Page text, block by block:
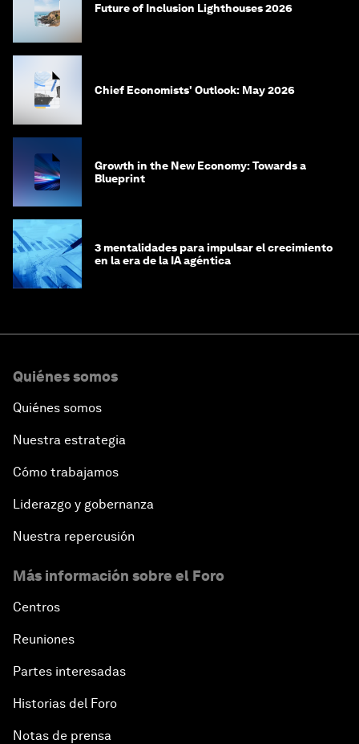
Future of Inclusion Lighthouses 2026
Chief Economists' Outlook: May 2026
Growth in the New Economy: Towards a
Blueprint
3 mentalidades para impulsar el crecimiento
en la era de la IA agéntica
Quiénes somos
Quiénes somos
Nuestra estrategia
Cómo trabajamos
Liderazgo y gobernanza
Nuestra repercusión
Más información sobre el Foro
Centros
Reuniones
Partes interesadas
Historias del Foro
Notas de prensa